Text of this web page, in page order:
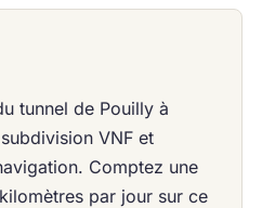
tunnel de Pouilly à
VNF et
Comptez une
par jour sur ce